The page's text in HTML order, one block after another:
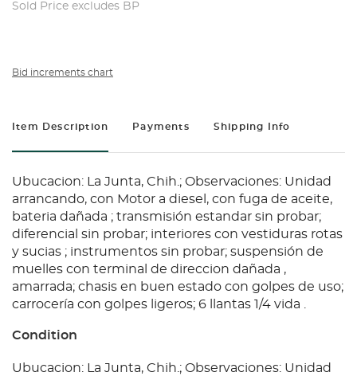
Sold Price excludes BP
Bid increments chart
Item Description Payments Shipping Info
Ubucacion: La Junta, Chih.; Observaciones: Unidad
arrancando, con Motor a diesel, con fuga de aceite,
bateria dañada ; transmisión estandar sin probar;
diferencial sin probar; interiores con vestiduras rotas
y sucias ; instrumentos sin probar; suspensión de
muelles con terminal de direccion dañada ,
amarrada; chasis en buen estado con golpes de uso;
carrocería con golpes ligeros; 6 llantas 1/4 vida .
Condition
Ubucacion: La Junta, Chih.; Observaciones: Unidad